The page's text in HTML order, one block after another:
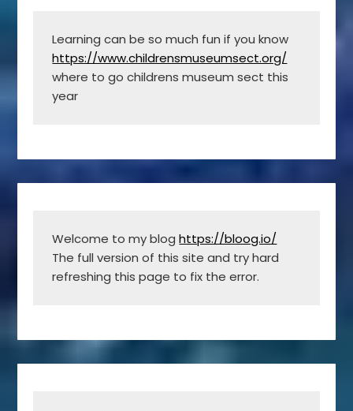
https://www.childrensmuseumsect.org/
where to go childrens museum sect this
year
Welcome to my blog https://bloog.io/
The full version of this site and try hard
refreshing this page to fix the error.